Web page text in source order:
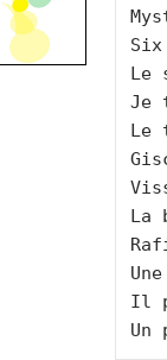
Six
Le
Je
Le
La
Il